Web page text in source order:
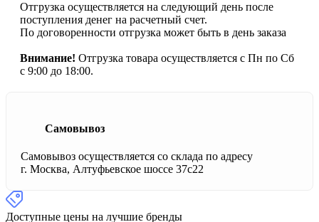
Отгрузка осуществляется на следующий день после
поступления денег на расчетный счет.
По договоренности отгрузка может быть в день заказа
Внимание! Отгрузка товара осуществляется с Пн по Сб
с 9:00 до 18:00.
Самовывоз
Самовывоз осуществляется со склада по адресу
г. Москва, Алтуфьевское шоссе 37с22
Доступные цены на лучшие бренды